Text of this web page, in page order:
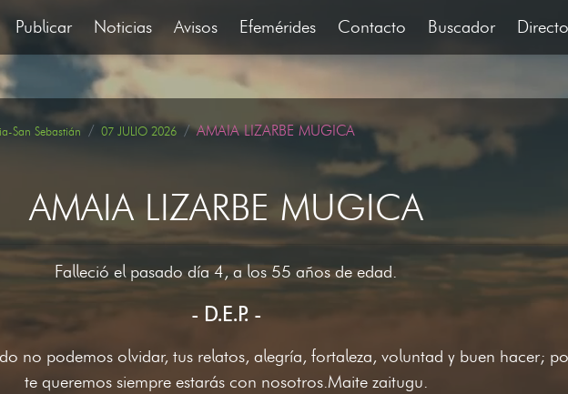
Publicar Noticias Avisos Efemérides Contacto Buscador
San Sebastián 07 JULIO 2026 AMAIA LIZARBE MUGICA
AMAIA LIZARBE MUGICA
Falleció el pasado día 4, a los 55 años de edad.
- D.E.P. -
no podemos olvidar, tus relatos, alegría, fortaleza, voluntad y buen hacer;
te queremos siempre estarás con nosotros.Maite zaitugu.